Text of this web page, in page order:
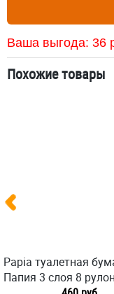
Ваша выгода: 36
Похожие товары
Papia туалетная
Папия 3 слоя 8